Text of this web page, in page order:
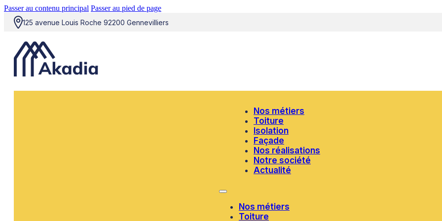
Passer au contenu principal Passer au pied de page
125 avenue Louis Roche 92200 Gennevilliers
Nos métiers
Toiture
Isolation
Façade
Nos réalisations
Notre société
Actualité
Nos métiers
Toiture